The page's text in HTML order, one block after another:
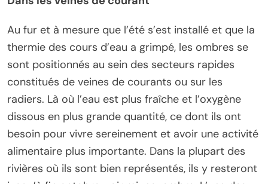
Au fur et à mesure que l’été s’est installé et que la
thermie des cours d’eau a grimpé, les ombres se
sont positionnés au sein des secteurs rapides
constitués de veines de courants ou sur les
radiers. Là où l’eau est plus fraîche et l’oxygène
dissous en plus grande quantité, ce dont ils ont
besoin pour vivre sereinement et avoir une activité
alimentaire plus importante. Dans la plupart des
rivières où ils sont bien représentés, ils y resteront